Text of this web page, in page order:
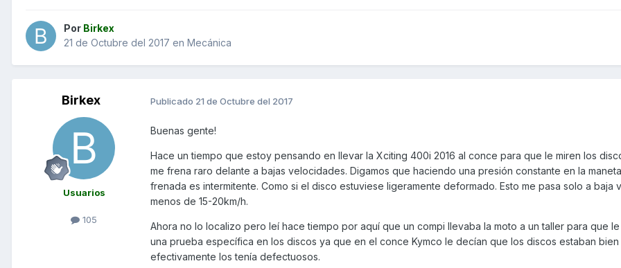
Por Birkex
21 de Octubre del 2017 en Mecánica
Birkex
Usuarios
105
Publicado 21 de Octubre del 2017
Buenas gente!
Hace un tiempo que estoy pensando en llevar la Xciting 400i 2016 al conce para que le miren los
me frena raro delante a bajas velocidades. Digamos que haciendo una presión constante en la
frenada es intermitente. Como si el disco estuviese ligeramente deformado. Esto me pasa solo a baja
menos de 15-20km/h.
Ahora no lo localizo pero leí hace tiempo por aquí que un compi llevaba la moto a un taller para que
una prueba específica en los discos ya que en el conce Kymco le decían que los discos estaban bien
efectivamente los tenía defectuosos.